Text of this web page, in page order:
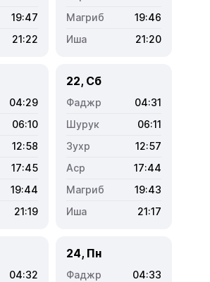
19:47
21:22
19:46
21:20
04:29
06:10
12:58
17:45
19:44
21:19
22, Сб
04:31
06:11
12:57
17:44
19:43
21:17
04:32
24, Пн
04:33